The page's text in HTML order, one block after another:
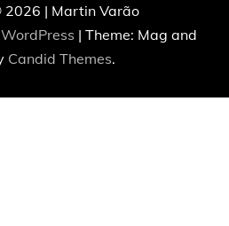
| Martin Varão
| Theme: Mag and
Candid Themes.